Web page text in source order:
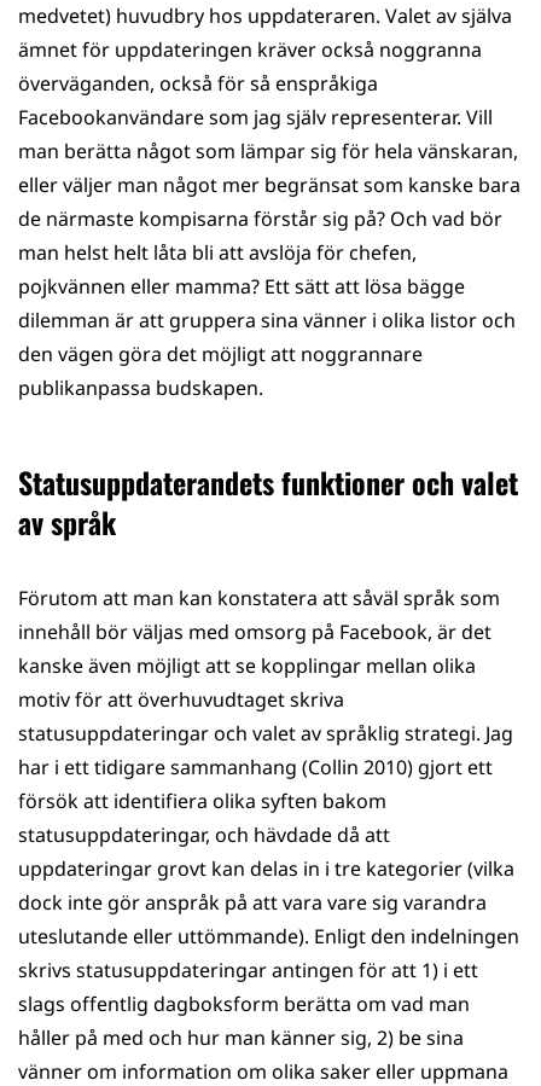
medvetet) huvudbry hos uppdateraren. Valet av själva
ämnet för uppdateringen kräver också noggranna
överväganden, också för så enspråkiga
Facebookanvändare som jag själv representerar. Vill
man berätta något som lämpar sig för hela vänskaran,
eller väljer man något mer begränsat som kanske bara
de närmaste kompisarna förstår sig på? Och vad bör
man helst helt låta bli att avslöja för chefen,
pojkvännen eller mamma? Ett sätt att lösa bägge
dilemman är att gruppera sina vänner i olika listor och
den vägen göra det möjligt att noggrannare
publikanpassa budskapen.
Statusuppdaterandets funktioner och valet
av språk
Förutom att man kan konstatera att såväl språk som
innehåll bör väljas med omsorg på Facebook, är det
kanske även möjligt att se kopplingar mellan olika
motiv för att överhuvudtaget skriva
statusuppdateringar och valet av språklig strategi. Jag
har i ett tidigare sammanhang (Collin 2010) gjort ett
försök att identifiera olika syften bakom
statusuppdateringar, och hävdade då att
uppdateringar grovt kan delas in i tre kategorier (vilka
dock inte gör anspråk på att vara vare sig varandra
uteslutande eller uttömmande). Enligt den indelningen
skrivs statusuppdateringar antingen för att 1) i ett
slags offentlig dagboksform berätta om vad man
håller på med och hur man känner sig, 2) be sina
vänner om information om olika saker eller uppmana